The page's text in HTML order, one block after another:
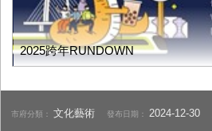
2025跨年RUNDOWN
市府分類：文化藝術 發布日期： 2024-12-30